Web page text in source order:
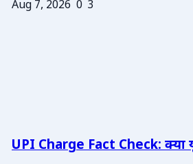
Aug 7, 2026 0 3
UPI Charge Fact Check: